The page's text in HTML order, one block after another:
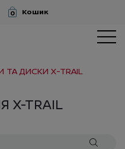
0 Кошик
ТА ДИСКИ X-TRAIL
X-TRAIL